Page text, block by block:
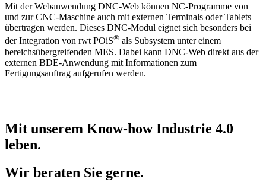
Mit der Webanwendung DNC-Web können NC-Programme von
und zur CNC-Maschine auch mit externen Terminals oder Tablets
übertragen werden. Dieses DNC-Modul eignet sich besonders bei
der Integration von rwt POiS® als Subsystem unter einem
bereichsübergreifenden MES. Dabei kann DNC-Web direkt aus der
externen BDE-Anwendung mit Informationen zum
Fertigungsauftrag aufgerufen werden.
Mit unserem Know-how Industrie 4.0
leben.
Wir beraten Sie gerne.